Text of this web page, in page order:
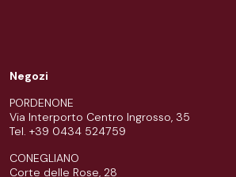
Negozi
PORDENONE
Via Interporto Centro Ingrosso, 35
Tel. +39 0434 524759
CONEGLIANO
Corte delle Rose, 28